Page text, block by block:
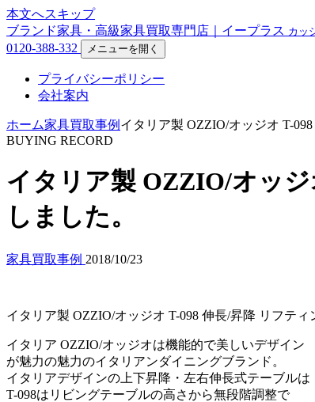
本文へスキップ
ブランド家具・高級家具買取専門店｜イープラス カッ
0120-388-332 メニューを開く
プライバシーポリシー
会社案内
ホーム家具買取事例 イタリア製 OZZIO/オッジオ T-
BUYING RECORD
イタリア製 OZZIO/オッ
しました。
家具買取事例 2018/10/23
イタリア製 OZZIO/オッジオ T-098 伸長/昇降 リフテ
イタリア OZZIO/オッジオは機能的で美しいデザイン
が魅力の魅力のイタリアンダイニングブランド。
イタリアデザインの上下昇降・左右伸長式テーブルは
T-098はリビングテーブルの高さから無段階調整で